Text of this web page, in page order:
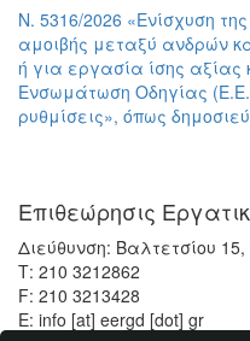
Ν. 5316/2026 «Ενίσχυση
αμοιβής μεταξύ ανδρών
ή για εργασία ίσης αξίας
Ενσωμάτωση Οδηγίας
ρυθμίσεις», όπως
Επιθεώρησις
Διεύθυνση: Βαλτετσίου
Τ: 210 3212862
F: 210 3213428
Ε: info [at] eergd [dot] gr